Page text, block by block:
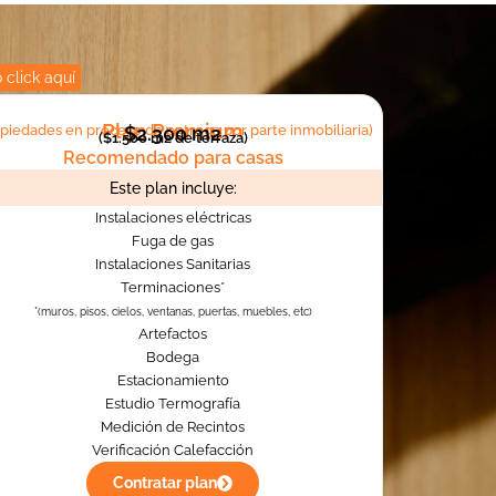
click aquí
Plan Premium
en proceso de entrega por parte inmobiliaria)
$2.300 m2
($1.500 m2 de terraza)
Recomendado para casas
Este plan incluye:
Instalaciones eléctricas
Fuga de gas
Instalaciones Sanitarias
Terminaciones*
*(muros, pisos, cielos, ventanas, puertas, muebles, etc)
Artefactos
Bodega
Estacionamiento
Estudio Termografía
Medición de Recintos
Verificación Calefacción
Contratar plan